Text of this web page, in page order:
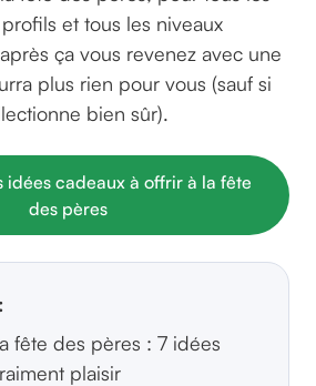
et tous les niveaux
ça vous revenez avec une
plus rien pour vous (sauf si
bien sûr).
idées cadeaux à offrir à la fête
des pères
fête des pères : 7 idées
plaisir